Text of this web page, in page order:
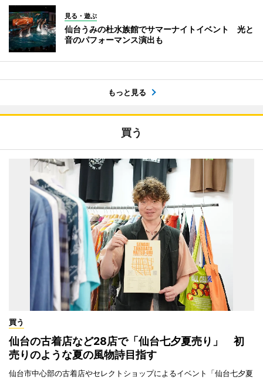
見る・遊ぶ
仙台うみの杜水族館でサマーナイトイベント 光と
音のパフォーマンス演出も
もっと見る
買う
買う
仙台の古着店など28店で「仙台七夕夏売り」 初
売りのような夏の風物詩目指す
仙台市中心部の古着店やセレクトショップによるイベント「仙台七夕夏